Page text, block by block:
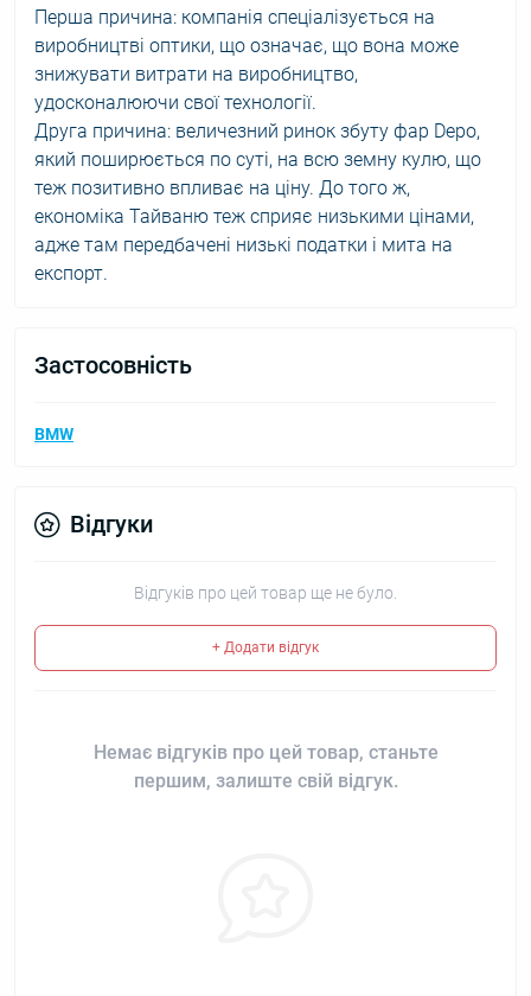
Перша причина: компанія спеціалізується на
виробництві оптики, що означає, що вона може
знижувати витрати на виробництво,
удосконалюючи свої технології.
Друга причина: величезний ринок збуту фар Depo,
який поширюється по суті, на всю земну кулю, що
теж позитивно впливає на ціну. До того ж,
економіка Тайваню теж сприяє низькими цінами,
адже там передбачені низькі податки і мита на
експорт.
Застосовність
BMW
Відгуки
Відгуків про цей товар ще не було.
+ Додати відгук
Немає відгуків про цей товар, станьте
першим, залиште свій відгук.